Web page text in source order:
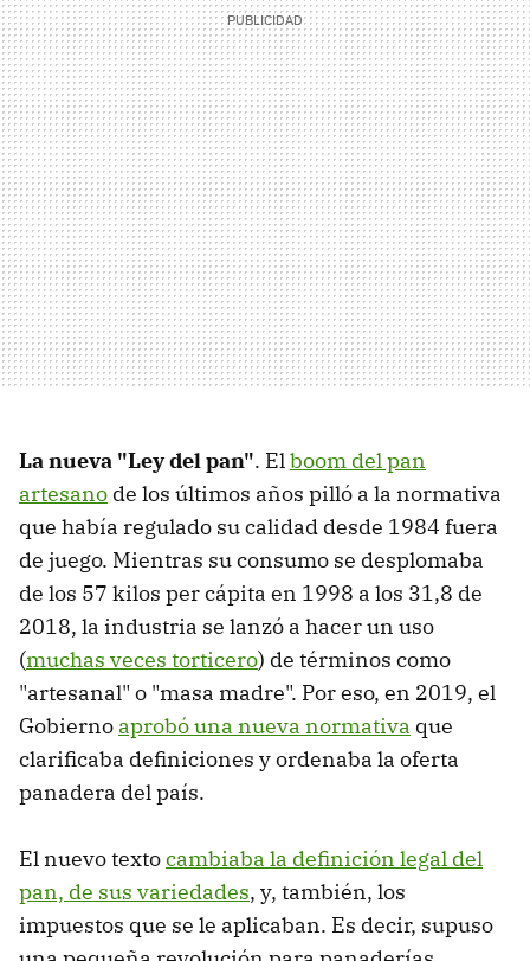
La nueva "Ley del pan". Elboom del pan
artesano de los últimos años pilló a la normativa
que había regulado su calidad desde 1984 fuera
de juego. Mientras su consumo se desplomaba
de los 57 kilos per cápita en 1998 a los 31,8 de
2018, la industria se lanzó a hacer un uso
(muchas veces torticero) de términos como
"artesanal" o "masa madre". Por eso, en 2019, el
Gobierno aprobó una nueva normativa que
clarificaba definiciones y ordenaba la oferta
panadera del país.
El nuevo textocambiaba la definición legal del
pan, de sus variedades, y, también, los
impuestos que se le aplicaban. Es decir, supuso